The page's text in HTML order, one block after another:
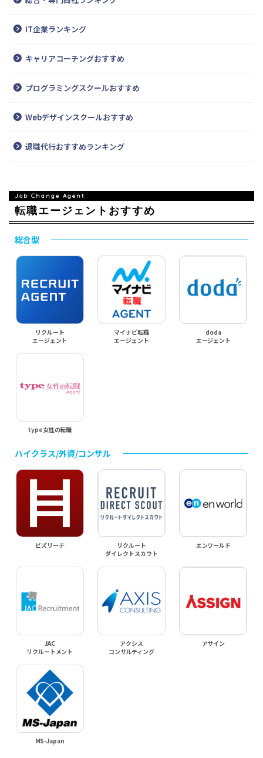
IT企業ランキング
キャリアコーチングおすすめ
プログラミングスクールおすすめ
Webデザインスクールおすすめ
退職代行おすすめランキング
転職エージェントおすすめ
総合型
リクルート
エージェント
マイナビ転職
エージェント
doda
エージェント
type女性の転職
ハイクラス/外資/コンサル
ビズリーチ
リクルート
ダイレクトスカウト
エンワールド
JAC
リクルートメント
アクシス
コンサルティング
アサイン
MS-Japan